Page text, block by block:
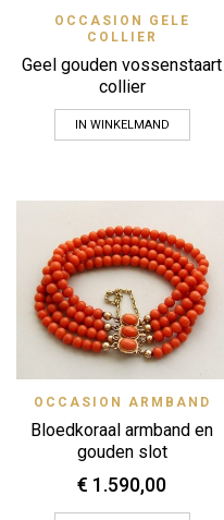
OCCASION GELE
COLLIER
Geel gouden vossenstaart
collier
IN WINKELMAND
OCCASION ARMBAND
Bloedkoraal armband en
gouden slot
€ 1.590,00